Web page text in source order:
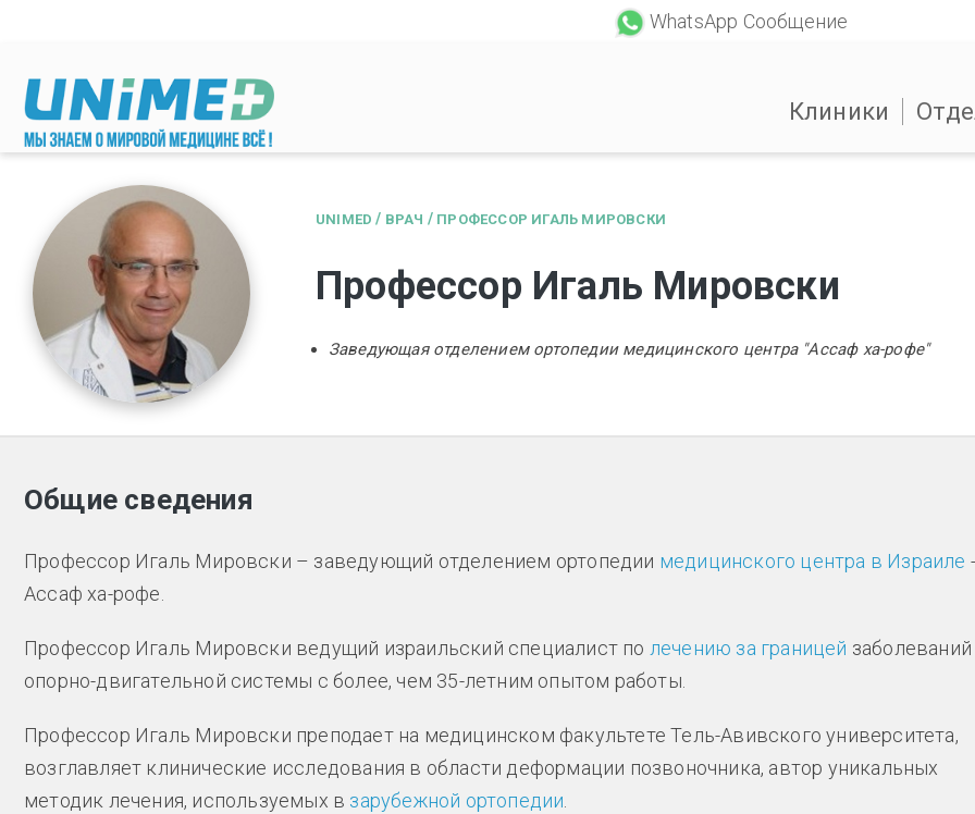
WhatsApp Сообщение
Клиники
UNIMED / ВРАЧ / ПРОФЕССОР ИГАЛЬ МИРОВСКИ
Профессор Игаль Мировски
Заведующая отделением ортопедии медицинского центра "Ассаф ха-рофе"
Общие сведения
Профессор Игаль Мировски – заведующий отделением ортопедии медицинского центра в Израиле
Ассаф ха-рофе.
Профессор Игаль Мировски ведущий израильский специалист по лечению за границей заболеваний
опорно-двигательной системы с более, чем 35-летним опытом работы.
Профессор Игаль Мировски преподает на медицинском факультете Тель-Авивского университета,
возглавляет клинические исследования в области деформации позвоночника, автор уникальных
методик лечения, используемых в зарубежной ортопедии.